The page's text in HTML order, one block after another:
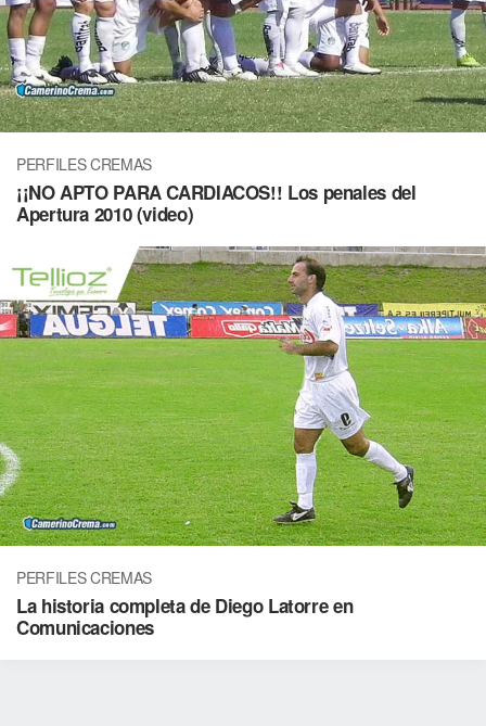
PERFILES CREMAS
¡¡NO APTO PARA CARDIACOS!! Los penales del
Apertura 2010 (video)
PERFILES CREMAS
La historia completa de Diego Latorre en
Comunicaciones